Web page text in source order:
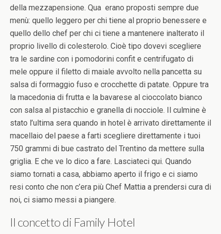
della mezzapensione. Qua erano proposti sempre due
menù: quello leggero per chi tiene al proprio benessere e
quello dello chef per chi ci tiene a mantenere inalterato il
proprio livello di colesterolo. Cioè tipo dovevi scegliere
tra le sardine con i pomodorini confit e centrifugato di
mele oppure il filetto di maiale avvolto nella pancetta su
salsa di formaggio fuso e crocchette di patate. Oppure tra
la macedonia di frutta e la bavarese al cioccolato bianco
con salsa al pistacchio e granella di nocciole. Il culmine è
stato l’ultima sera quando in hotel è arrivato direttamente il
macellaio del paese a farti scegliere direttamente i tuoi
750 grammi di bue castrato del Trentino da mettere sulla
griglia. E che ve lo dico a fare. Lasciateci qui. Quando
siamo tornati a casa, abbiamo aperto il frigo e ci siamo
resi conto che non c’era più Chef Mattia a prendersi cura di
noi, ci siamo messi a piangere.
Il concetto di Family Hotel